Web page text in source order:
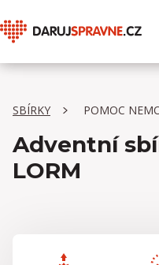
Sbírky
Organizace
SBÍRKY POMOC
Adventní
LORM